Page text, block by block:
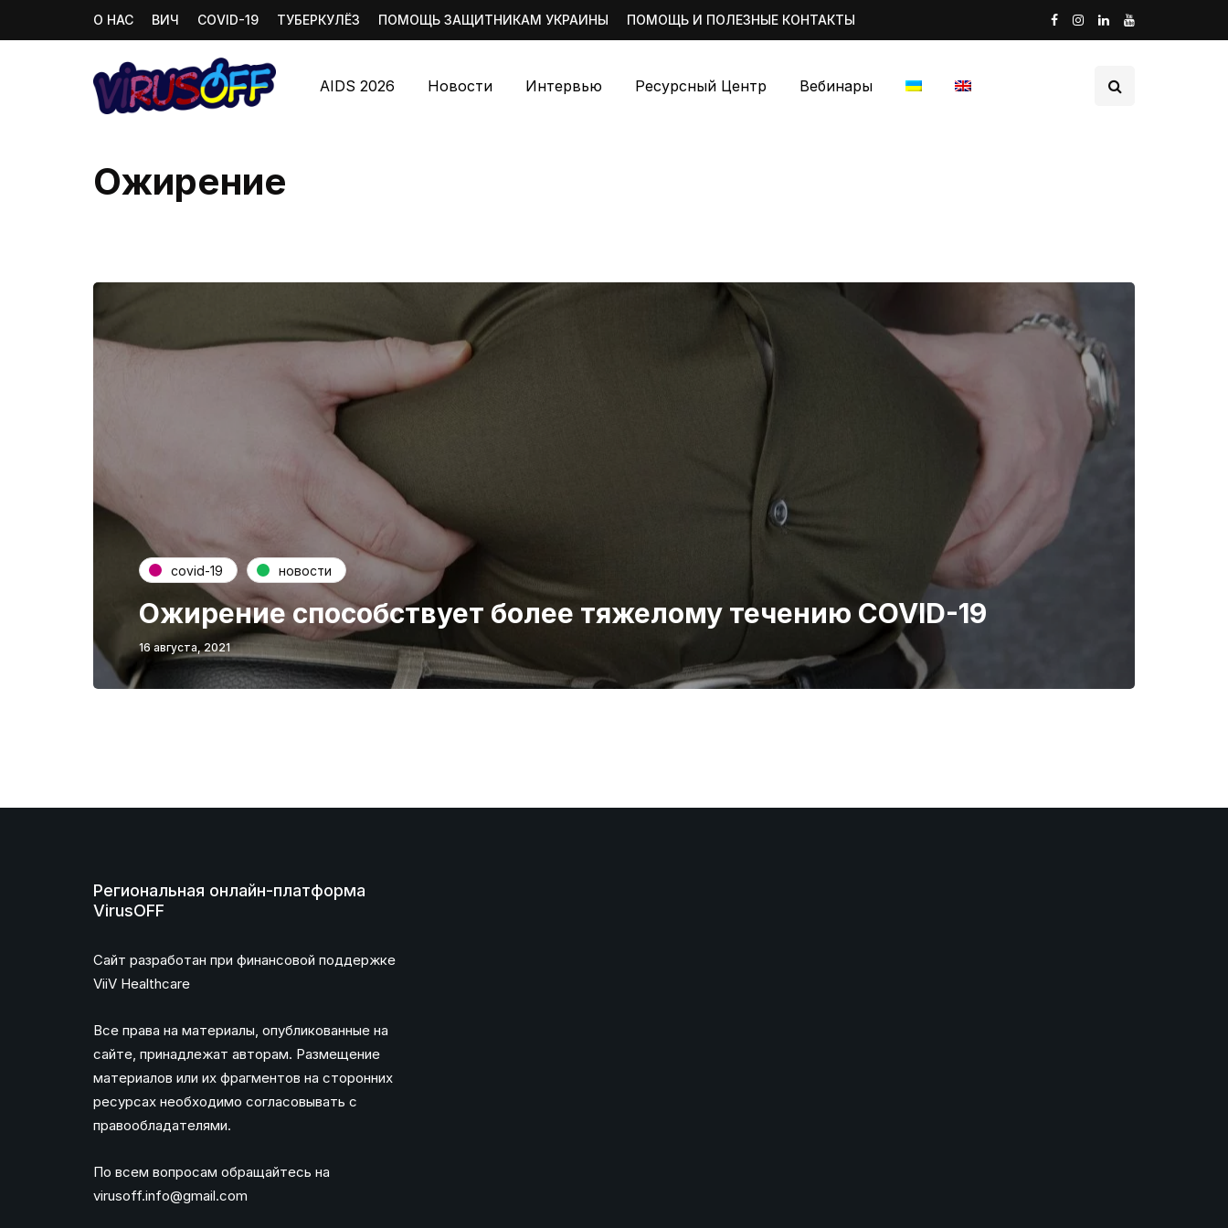
О НАС ВИЧ COVID-19 ТУБЕРКУЛЁЗ ПОМОЩЬ ЗАЩИТНИКАМ УКРАИНЫ ПОМОЩЬ И ПОЛЕЗНЫЕ КОНТАКТЫ
AIDS 2026 Новости Интервью Ресурсный Центр Вебинары
Ожирение
covid-19 новости
Ожирение способствует более тяжелому течению COVID-19
16 августа, 2021
Региональная онлайн-платформа
VirusOFF
Сайт разработан при финансовой поддержке
ViiV Healthcare
Все права на материалы, опубликованные на
сайте, принадлежат авторам. Размещение
материалов или их фрагментов на сторонних
ресурсах необходимо согласовывать с
правообладателями.
По всем вопросам обращайтесь на
virusoff.info@gmail.com